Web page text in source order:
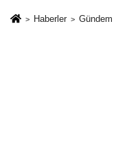
Haberler Gündem